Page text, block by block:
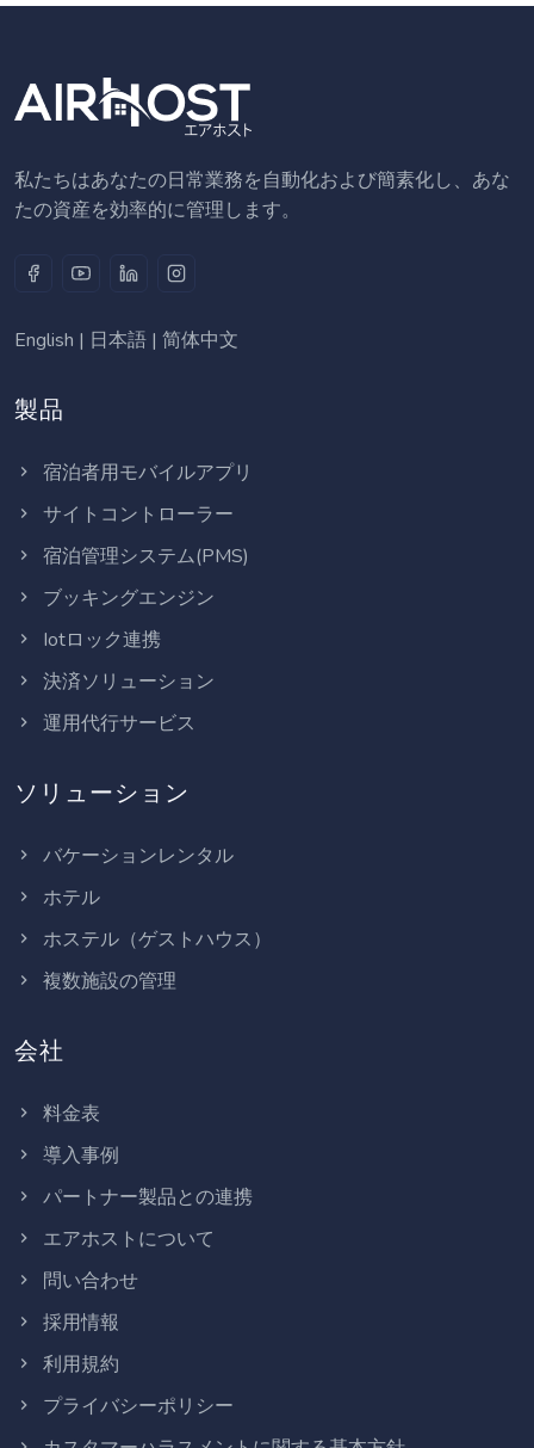
私たちはあなたの日常業務を自動化および簡素化し、あな
たの資産を効率的に管理します。
English | 日本語 | 简体中文
製品
宿泊者用モバイルアプリ
サイトコントローラー
宿泊管理システム(PMS)
ブッキングエンジン
Iotロック連携
決済ソリューション
運用代行サービス
ソリューション
バケーションレンタル
ホテル
ホステル（ゲストハウス）
複数施設の管理
会社
料金表
導入事例
パートナー製品との連携
エアホストについて
問い合わせ
採用情報
利用規約
プライバシーポリシー